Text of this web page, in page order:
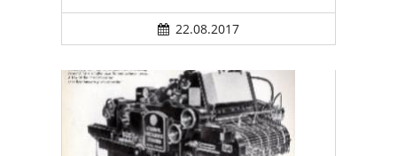
22.08.2017